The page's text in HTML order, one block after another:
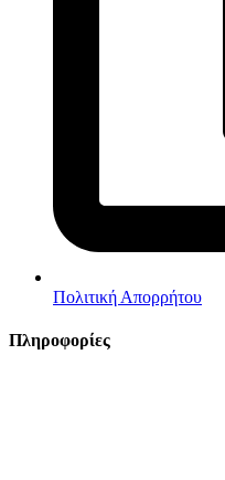
Πολιτική Απορρήτου
Πληροφορίες